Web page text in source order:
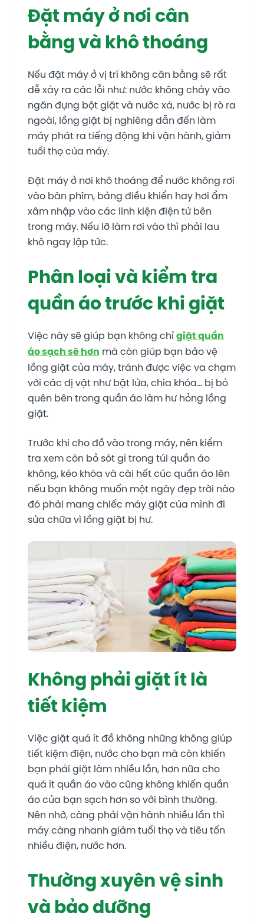
Đặt máy ở nơi cân
bằng và khô thoáng
Nếu đặt máy ở vị trí không cân bằng sẽ rất
dễ xảy ra các lỗi như: nước không chảy vào
ngăn đựng bột giặt và nước xả, nước bị rò ra
ngoài, lồng giặt bị nghiêng dẫn đến làm
máy phát ra tiếng động khi vận hành, giảm
tuổi thọ của máy.
Đặt máy ở nơi khô thoáng để nước không rơi
vào bàn phím, bảng điều khiển hay hơi ẩm
xâm nhập vào các linh kiện điện tử bên
trong máy. Nếu lỡ làm rơi vào thì phải lau
khô ngay lập tức.
Phân loại và kiểm tra
quần áo trước khi giặt
Việc này sẽ giúp bạn không chỉgiặt quần
áo sạch sẽ hơn mà còn giúp bạn bảo vệ
lồng giặt của máy, tránh được việc va chạm
với các dị vật như bật lửa, chìa khóa… bị bỏ
quên bên trong quần áo làm hư hỏng lồng
giặt.
Trước khi cho đồ vào trong máy, nên kiểm
tra xem còn bỏ sót gì trong túi quần áo
không, kéo khóa và cài hết cúc quần áo lên
nếu bạn không muốn một ngày đẹp trời nào
đó phải mang chiếc máy giặt của mình đi
sửa chữa vì lồng giặt bị hư.
Không phải giặt ít là
tiết kiệm
Việc giặt quá ít đồ không những không giúp
tiết kiệm điện, nước cho bạn mà còn khiến
bạn phải giặt làm nhiều lần, hơn nữa cho
quá ít quần áo vào cũng không khiến quần
áo của bạn sạch hơn so với bình thường.
Nên nhớ, càng phải vận hành nhiều lần thì
máy càng nhanh giảm tuổi thọ và tiêu tốn
nhiều điện, nước hơn.
Thường xuyên vệ sinh
và bảo dưỡng